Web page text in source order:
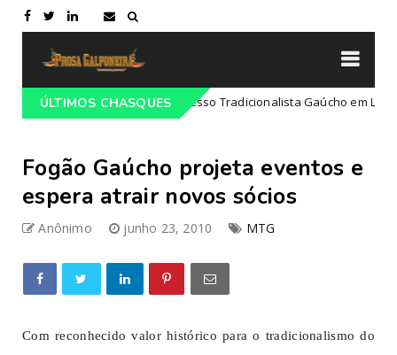
ÚLTIMOS CHASQUES
Programação do 68º Congresso Tradicionalista Gaúcho em Lajeado-RS
Fogão Gaúcho projeta eventos e
espera atrair novos sócios
Anônimo junho 23, 2010 MTG
Com reconhecido valor histórico para o tradicionalismo do